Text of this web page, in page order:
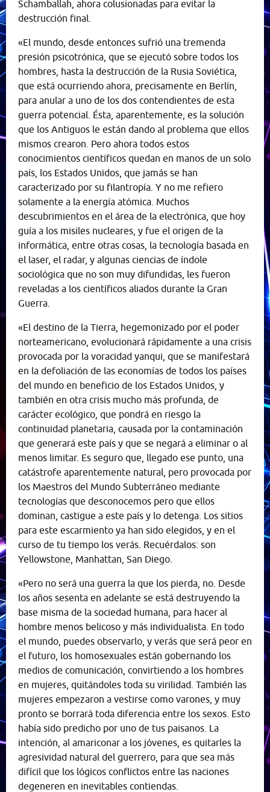
Schamballah, ahora colusionadas para evitar la
destrucción final.
«El mundo, desde entonces sufrió una tremenda
presión psicotrónica, que se ejecutó sobre todos los
hombres, hasta la destrucción de la Rusia Soviética,
que está ocurriendo ahora, precisamente en Berlín,
para anular a uno de los dos contendientes de esta
guerra potencial. Ésta, aparentemente, es la solución
que los Antiguos le están dando al problema que ellos
mismos crearon. Pero ahora todos estos
conocimientos científicos quedan en manos de un solo
país, los Estados Unidos, que jamás se han
caracterizado por su filantropía. Y no me refiero
solamente a la energía atómica. Muchos
descubrimientos en el área de la electrónica, que hoy
guía a los misiles nucleares, y fue el origen de la
informática, entre otras cosas, la tecnología basada en
el laser, el radar, y algunas ciencias de índole
sociológica que no son muy difundidas, les fueron
reveladas a los científicos aliados durante la Gran
Guerra.
«El destino de la Tierra, hegemonizado por el poder
norteamericano, evolucionará rápidamente a una crisis
provocada por la voracidad yanqui, que se manifestará
en la defoliación de las economías de todos los países
del mundo en beneficio de los Estados Unidos, y
también en otra crisis mucho más profunda, de
carácter ecológico, que pondrá en riesgo la
continuidad planetaria, causada por la contaminación
que generará este país y que se negará a eliminar o al
menos limitar. Es seguro que, llegado ese punto, una
catástrofe aparentemente natural, pero provocada por
los Maestros del Mundo Subterráneo mediante
tecnologías que desconocemos pero que ellos
dominan, castigue a este país y lo detenga. Los sitios
para este escarmiento ya han sido elegidos, y en el
curso de tu tiempo los verás. Recuérdalos: son
Yellowstone, Manhattan, San Diego.
«Pero no será una guerra la que los pierda, no. Desde
los años sesenta en adelante se está destruyendo la
base misma de la sociedad humana, para hacer al
hombre menos belicoso y más individualista. En todo
el mundo, puedes observarlo, y verás que será peor en
el futuro, los homosexuales están gobernando los
medios de comunicación, convirtiendo a los hombres
en mujeres, quitándoles toda su virilidad. También las
mujeres empezaron a vestirse como varones, y muy
pronto se borrará toda diferencia entre los sexos. Esto
había sido predicho por uno de tus paisanos. La
intención, al amariconar a los jóvenes, es quitarles la
agresividad natural del guerrero, para que sea más
difícil que los lógicos conflictos entre las naciones
degeneren en inevitables contiendas.